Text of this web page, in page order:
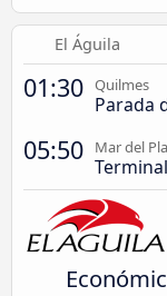
El Águila
01:30 Quilmes
Parada
05:50 Mar del